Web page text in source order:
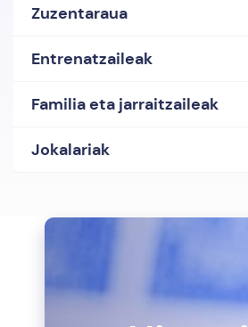
Zuzentaraua
Entrenatzaileak
Familia eta jarraitzaileak
Jokalariak